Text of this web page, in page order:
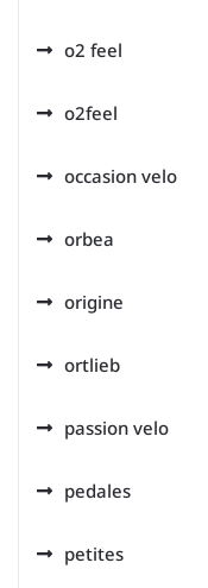
o2 feel
o2feel
occasion velo
orbea
origine
ortlieb
passion velo
pedales
petites